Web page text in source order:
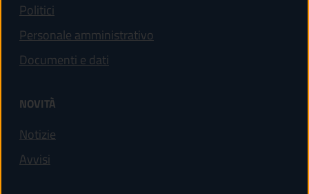
Politici
Personale amministrativo
Documenti e dati
NOVITÀ
Notizie
Avvisi